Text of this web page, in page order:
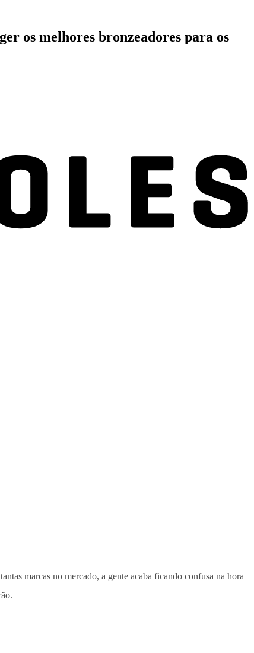
os melhores bronzeadores para os
marcas no mercado, a gente acaba ficando confusa na hora